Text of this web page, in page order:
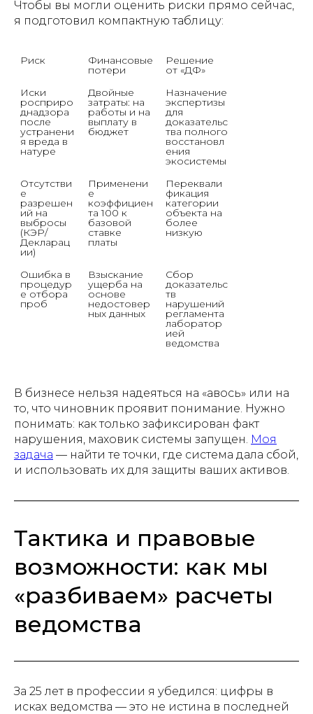
Чтобы вы могли оценить риски прямо сейчас,
я подготовил компактную таблицу:
Риск Финансовые
потери
Решение
от «ДФ»
Иски
росприро
днадзора
после
устранени
я вреда в
натуре
Двойные
затраты: на
работы и на
выплату в
бюджет
Назначение
экспертизы
для
доказательс
тва полного
восстановл
ения
экосистемы
Отсутстви
е
разрешен
ий на
выбросы
(КЭР/
Декларац
ии)
Применени
е
коэффициен
та 100 к
базовой
ставке
платы
Переквали
фикация
категории
объекта на
более
низкую
Ошибка в
процедур
е отбора
проб
Взыскание
ущерба на
основе
недостовер
ных данных
Сбор
доказательс
тв
нарушений
регламента
лаборатор
ией
ведомства
В бизнесе нельзя надеяться на «авось» или на
то, что чиновник проявит понимание. Нужно
понимать: как только зафиксирован факт
нарушения, маховик системы запущен. Моя
задача — найти те точки, где система дала сбой,
и использовать их для защиты ваших активов.
Тактика и правовые
возможности: как мы
«разбиваем» расчеты
ведомства
За 25 лет в профессии я убедился: цифры в
исках ведомства — это не истина в последней